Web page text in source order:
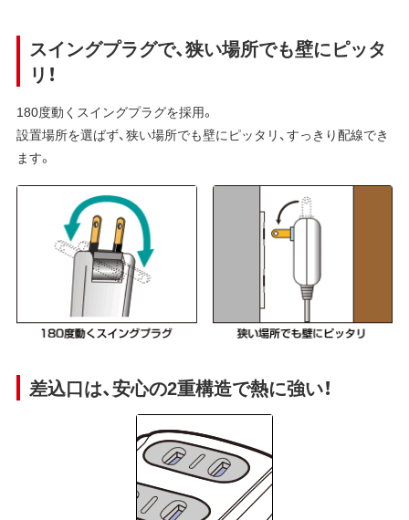
スイングプラグで、狭い場所でも壁にピッタ
リ！
180度動くスイングプラグを採用。
設置場所を選ばず、狭い場所でも壁にピッタリ、すっきり配線でき
ます。
差込口は、安心の2重構造で熱に強い！